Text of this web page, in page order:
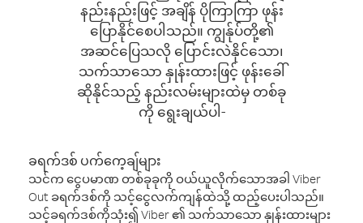
နည်းနည်းဖြင့် အချိန် ပိုကြာကြာ ဖုန်း
ပြောနိုင်စေပါသည်။ ကျွန်ုပ်တို့၏
အဆင်ပြေသလို ပြောင်းလဲနိုင်သော၊
သက်သာသော နှုန်းထားဖြင့် ဖုန်းခေါ်
ဆိုနိုင်သည့် နည်းလမ်းများထဲမှ တစ်ခု
ကို ရွေးချယ်ပါ-
ခရက်ဒစ် ပက်ကေ့ချ်များ
သင်က ငွေပမာဏ တစ်ခုခုကို ဝယ်ယူလိုက်သောအခါ Viber
Out ခရက်ဒစ်ကို သင့်ငွေလက်ကျန်ထဲသို့ ထည့်ပေးပါသည်။
သင့်ခရက်ဒစ်ကိုသုံး၍ Viber ၏ သက်သာသော နှုန်းထားများ